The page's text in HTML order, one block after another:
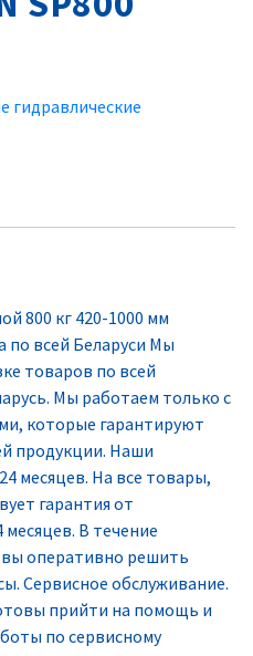
гидравлические
800 кг 420-1000 мм
по всей Беларуси Мы
товаров по всей
Мы работаем только с
которые гарантируют
продукции. Наши
месяцев. На все товары,
гарантия от
В течение
оперативно решить
Сервисное обслуживание.
прийти на помощь и
по сервисному